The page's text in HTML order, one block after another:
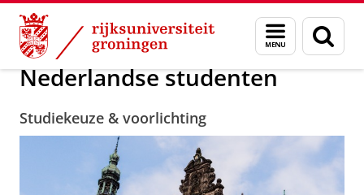
Skip
Content
Skip
Navigation
Menu
en
zoeken
Onderwijs Bachelor Nederlandse studenten
Nederlandse studenten
Studiekeuze & voorlichting